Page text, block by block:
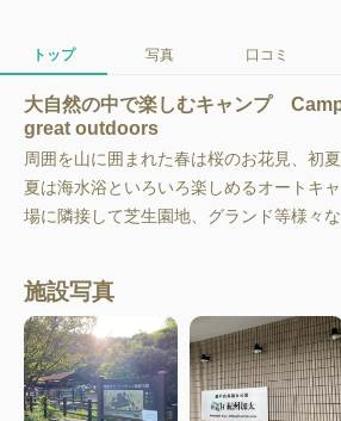
トップ 写真 口コミ
大自然の中で楽しむキャンプ
great outdoors
周囲を山に囲まれた春は桜のお花見、初
夏は海水浴といろいろ楽しめるオートキ
場に隣接して芝生園地、グランド等様々な
施設写真